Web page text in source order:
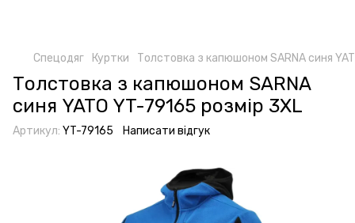
Спецодяг Куртки Толстовка з капюшоном SARNA синя
Толстовка з капюшоном SARNA
синя YATO YT-79165 розмір 3XL
Артикул: YT-79165 Написати відгук